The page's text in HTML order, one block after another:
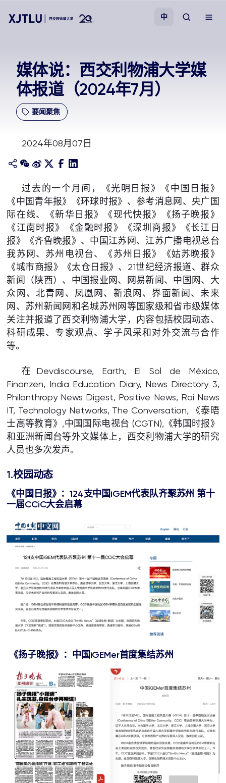
招生
科研
学院
关于我们
中
媒体说：西交利物浦大学媒
体报道（2024年7月）
要闻聚焦
2024年08月07日
过去的一个月间，《光明日报》《中国日报》
《中国青年报》《环球时报》、参考消息网、央广国
际在线、《新华日报》《现代快报》《扬子晚报》
《江南时报》《金融时报》《深圳商报》《长江日
报》《齐鲁晚报》、中国江苏网、江苏广播电视总台
我苏网、苏州电视台、《苏州日报》《姑苏晚报》
《城市商报》《太仓日报》、21世纪经济报道、群众
新闻（陕西）、中国报业网、网易新闻、中国网、大
众网、北青网、凤凰网、新浪网、界面新闻、未来
网、苏州新闻网和名城苏州网等国家级和省市级媒体
关注并报道了西交利物浦大学，内容包括校园动态、
科研成果、专家观点、学子风采和对外交流与合作
等。
在Devdiscourse, Earth, El Sol de México,
Finanzen, India Education Diary, News Directory 3,
Philanthropy News Digest, Positive News, Rai News
IT, Technology Networks, The Conversation, 《泰晤
士高等教育》,中国国际电视台 (CGTN),《韩国时报》
和亚洲新闻台等外文媒体上，西交利物浦大学的研究
人员也多次发声。
1.校园动态
《中国日报》 ：124支中国iGEM代表队齐聚苏州 第十
一届CCiC大会启幕
《扬子晚报》： 中国iGEMer首度集结苏州